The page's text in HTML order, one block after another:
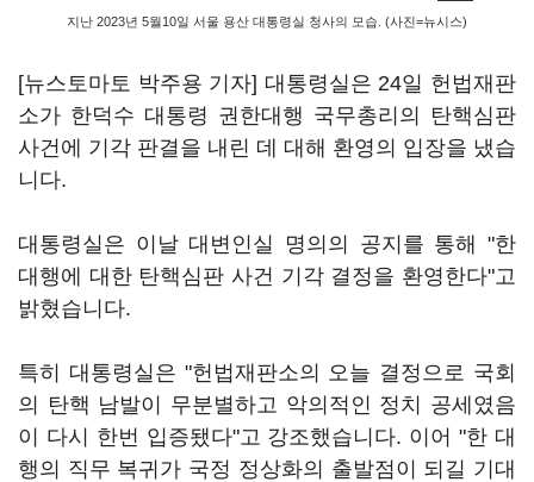
지난 2023년 5월10일 서울 용산 대통령실 청사의 모습. (사진=뉴시스)
[뉴스토마토 박주용 기자] 대통령실은 24일 헌법재판
소가 한덕수 대통령 권한대행 국무총리의 탄핵심판
사건에 기각 판결을 내린 데 대해 환영의 입장을 냈습
니다.
대통령실은 이날 대변인실 명의의 공지를 통해 "한
대행에 대한 탄핵심판 사건 기각 결정을 환영한다"고
밝혔습니다.
특히 대통령실은 "헌법재판소의 오늘 결정으로 국회
의 탄핵 남발이 무분별하고 악의적인 정치 공세였음
이 다시 한번 입증됐다"고 강조했습니다. 이어 "한 대
행의 직무 복귀가 국정 정상화의 출발점이 되길 기대